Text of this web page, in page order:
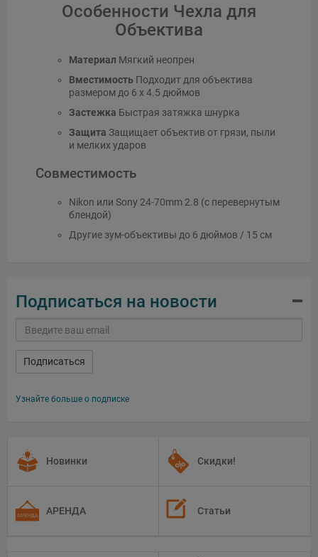
Особенности Чехла для
Объектива
Материал Мягкий неопрен
ВместимостьПодходит для объектива
размером до 6 x 4.5 дюймов
Застежка Быстрая затяжка шнурка
Защита Защищает объектив от грязи, пыли
и мелких ударов
Совместимость
Nikon или Sony 24-70mm 2.8 (с перевернутым
блендой)
Другие зум-объективы до 6 дюймов / 15 см
Подписаться на новости
Подписаться
Узнайте больше о подписке
Новинки Скидки!
АРЕНДА Статьи